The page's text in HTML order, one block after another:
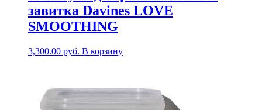
завитка Davines LOVE
SMOOTHING
3,300.00 руб. В корзину